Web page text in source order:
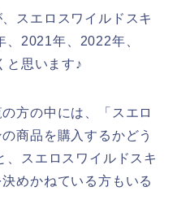
スエロスワイルドスキ
2021年、2022年、
と思います♪
方の中には、「スエロ
商品を購入するかどう
、スエロスワイルドスキ
めかねている方もいる